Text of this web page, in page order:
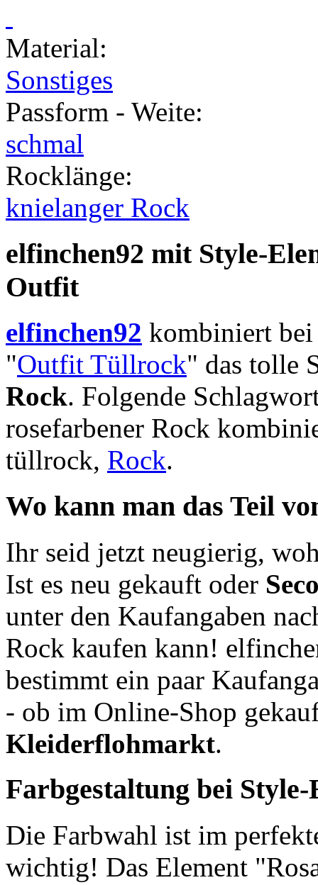
Material:
Sonstiges
Passform - Weite:
schmal
Rocklänge:
knielanger Rock
elfinchen92 mit Style-
Outfit
elfinchen92 kombiniert
"Outfit Tüllrock" das tolle
Rock. Folgende
rosefarbener Rock
tüllrock, Rock.
Wo kann man das Teil
Ihr seid jetzt neugierig,
Ist es neu gekauft oder
unter den Kaufangaben
Rock kaufen kann!
bestimmt ein paar
- ob im Online-Shop
Kleiderflohmarkt.
Farbgestaltung bei
Die Farbwahl ist im
wichtig! Das Element